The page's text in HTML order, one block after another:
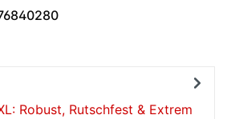
Robust, Rutschfest & Extrem